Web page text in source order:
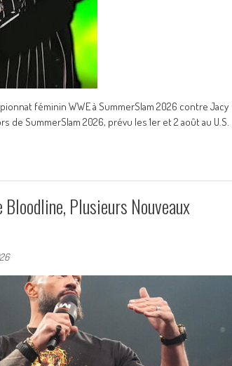
féminin WWE à SummerSlam 2026 contre Jacy
de SummerSlam 2026, prévu les 1er et 2 août au U.S.
Bloodline, Plusieurs Nouveaux